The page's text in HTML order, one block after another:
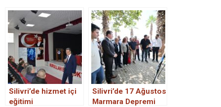
Silivri’de hizmet içi
eğitimi
Silivri’de 17 Ağustos
Marmara Depremi